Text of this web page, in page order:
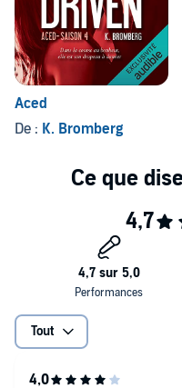
Aced
De : K. Bromberg
Tout